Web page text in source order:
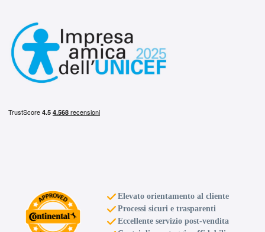
Elevato orientamento al cliente
Processi sicuri e trasparenti
Eccellente servizio post-vendita